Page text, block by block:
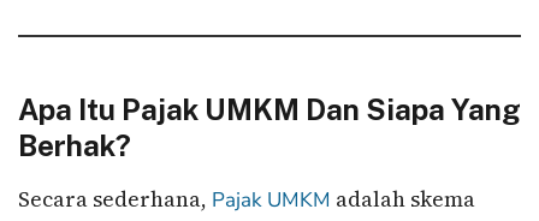
Apa Itu Pajak UMKM Dan Siapa Yang
Berhak?
Secara sederhana, Pajak UMKM adalah skema